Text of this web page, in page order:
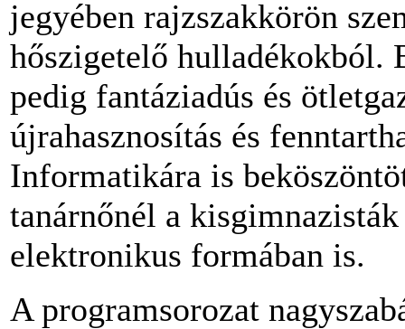
jegyében rajzszakkörön
hőszigetelő hulladékokból.
pedig fantáziadús és
újrahasznosítás és
Informatikára is
tanárnőnél a
elektronikus formában is.
A programsorozat